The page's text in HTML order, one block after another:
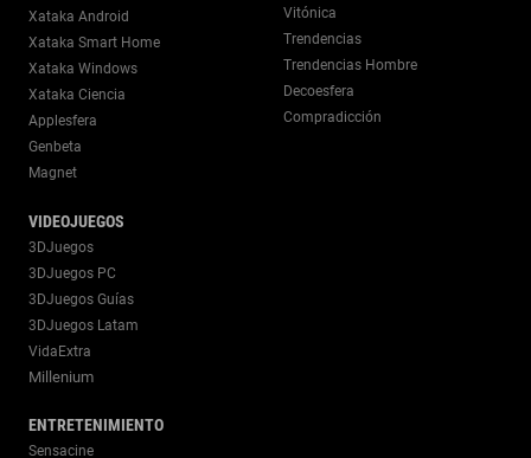
Xataka Android
Xataka Smart Home
Xataka Windows
Xataka Ciencia
Applesfera
Genbeta
Magnet
VIDEOJUEGOS
3DJuegos
3DJuegos PC
3DJuegos Guías
3DJuegos Latam
VidaExtra
Millenium
ENTRETENIMIENTO
Sensacine
Vitónica
Trendencias
Trendencias Hombre
Decoesfera
Compradicción